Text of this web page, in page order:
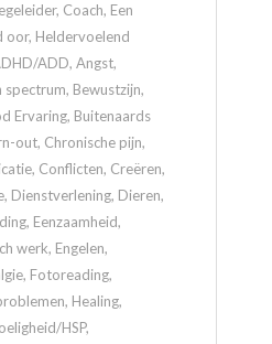
Coach, Een
oor, Heldervoelend
ADD, Angst,
spectrum, Bewustzijn,
Ervaring, Buitenaards
out, Chronische pijn,
Conflicten, Creëren,
Dienstverlening, Dieren,
Eenzaamheid,
werk, Engelen,
Fotoreading,
Healing,
HSP,